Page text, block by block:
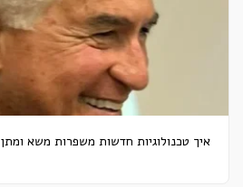
איך טכנולוגיות חדשות משפרות משא ומתן